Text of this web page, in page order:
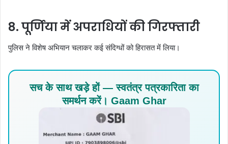
8. पूर्णिया में अपराधियों की गिरफ्तारी
पुलिस ने विशेष अभियान चलाकर कई संदिग्धों को हिरासत में लिया।
सच के साथ खड़े हों — स्वतंत्र पत्रकारिता का
समर्थन करें। Gaam Ghar